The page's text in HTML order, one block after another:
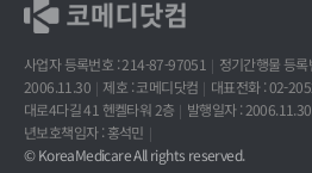
사업자 등록번호 : 214-87-97051 정기간행물 등
2006.11.30
제호 : 코메디닷컴 대표전화 : 02-
대로4다길 41 헨켈타워 2층
발행일자 : 2006.11.30
년보호책임자 : 홍석민
© KoreaMedicare All rights reserved.